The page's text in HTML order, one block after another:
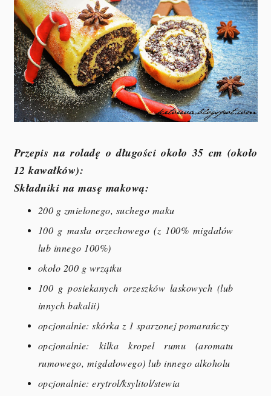
Przepis na roladę o długości około 35 cm (około
12 kawałków):
Składniki na masę makową:
200 g zmielonego, suchego maku
100 g masła orzechowego (z 100% migdałów
lub innego 100%)
około 200 g wrzątku
100 g posiekanych orzeszków laskowych (lub
innych bakalii)
opcjonalnie: skórka z 1 sparzonej pomarańczy
opcjonalnie: kilka kropel rumu (aromatu
rumowego, migdałowego) lub innego alkoholu
opcjonalnie: erytrol/ksylitol/stewia